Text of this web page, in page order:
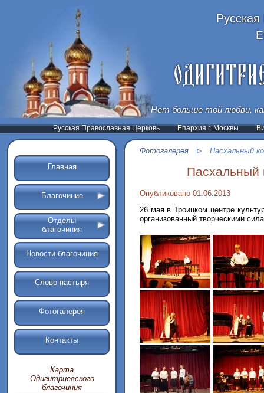
Нет больше той любви,
Русская Православная Церковь Епархия г. Москвы
Главная
Благочиние
Отделы
благочиния
Новости благочиния
Слово пастыря
Фотогалерея
Контакты
Карта
Одигитриевского
благочиния
Фотогалерея Пасхальный
Пасхальный
Опубликовано 01.06.2013
26 мая в Троицком центре
организованный творческими